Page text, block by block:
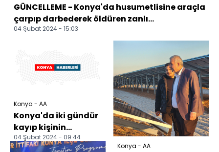
GÜNCELLEME - Konya'da husumetlisine araçla
çarpıp darbederek öldüren zanlı...
04 Şubat 2024 - 15:03
Konya - AA
Konya'da iki gündür
kayıp kişinin
husumetlisi
04 Şubat 2024 - 09:44
Konya - AA